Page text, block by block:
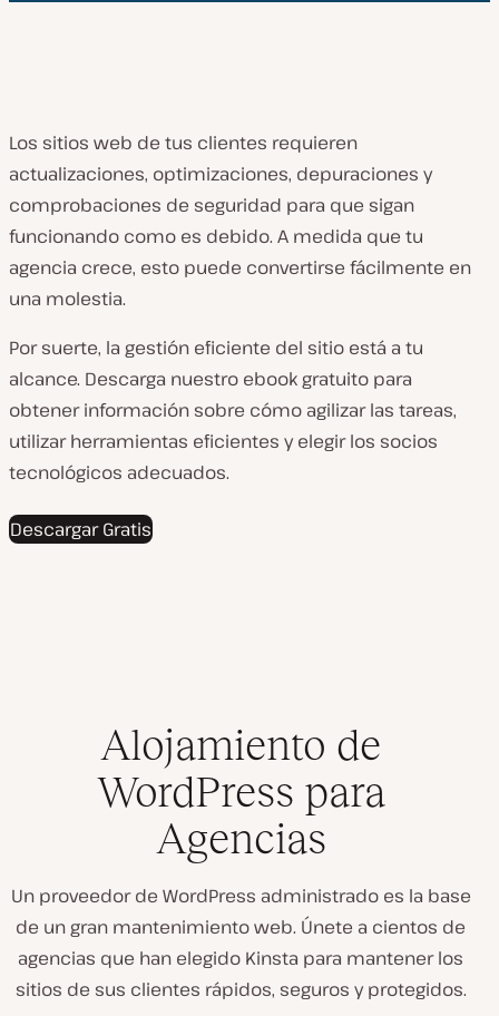
Los sitios web de tus clientes requieren
actualizaciones, optimizaciones, depuraciones y
comprobaciones de seguridad para que sigan
funcionando como es debido. A medida que tu
agencia crece, esto puede convertirse fácilmente en
una molestia.
Por suerte, la gestión eficiente del sitio está a tu
alcance. Descarga nuestro ebook gratuito para
obtener información sobre cómo agilizar las tareas,
utilizar herramientas eficientes y elegir los socios
tecnológicos adecuados.
Descargar Gratis
Alojamiento de
WordPress para
Agencias
Un proveedor de WordPress administrado es la base
de un gran mantenimiento web. Únete a cientos de
agencias que han elegido Kinsta para mantener los
sitios de sus clientes rápidos, seguros y protegidos.